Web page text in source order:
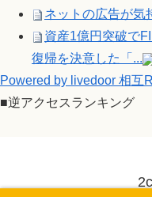
ネットの広告が
資産1億円突破で
復帰を決意した「...
Powered by livedoor 相互
■逆アクセスランキング